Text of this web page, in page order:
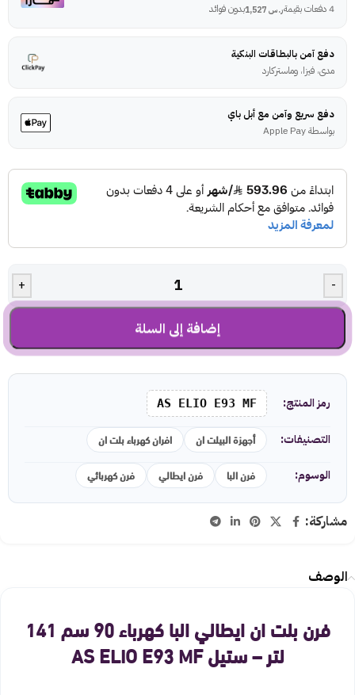
4 دفعات بقيمة
ر.س بدون فوائد
دفع آمن بالبطاقات البنكية
مدى، فيزا، وماستركارد
دفع سريع وآمن مع أبل باي
بواسطة Apple Pay
-
+
إضافة إلى السلة
رمز المنتج: AS ELIO E93 MF
التصنيفات: أجهزة البيلت ان افران كهرباء بلت ان
الوسوم: فرن البا فرن ايطالي فرن كهربائي
مشاركة:
الوصف
فرن بلت ان ايطالي البا كهرباء 90 سم 141
لتر – ستيل AS ELIO E93 MF